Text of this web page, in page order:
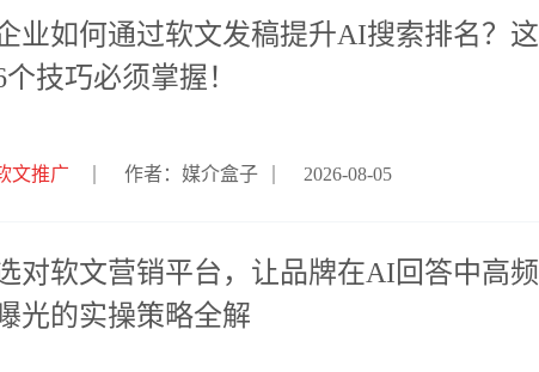
业如何通过软文发稿提升AI搜索排名？这
个技巧必须掌握！
文推广 作者：媒介盒子 2026-08-05
对软文营销平台，让品牌在AI回答中高频
光的实操策略全解